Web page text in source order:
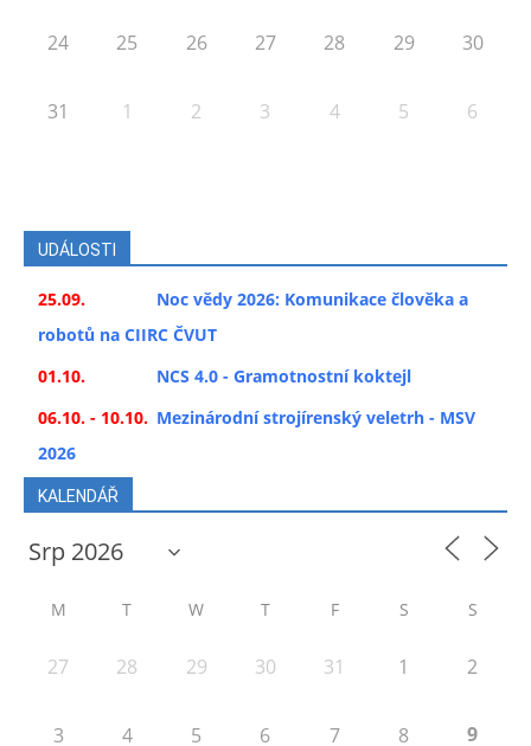
24 25 26 27 28 29 30
31 1 2 3 4 5 6
UDÁLOSTI
25.09.
Noc vědy 2026: Komunikace člověka a
robotů na CIIRC ČVUT
01.10.
NCS 4.0 - Gramotnostní koktejl
06.10. - 10.10. Mezinárodní strojírenský veletrh - MSV
2026
KALENDÁŘ
M T W T F S S
27 28 29 30 31 1 2
3 4 5 6 7 8 9